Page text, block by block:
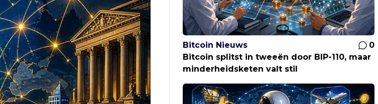
Bitcoin Nieuws
0
Bitcoin splitst in tweeën door BIP-110, maar
minderheidsketen valt stil